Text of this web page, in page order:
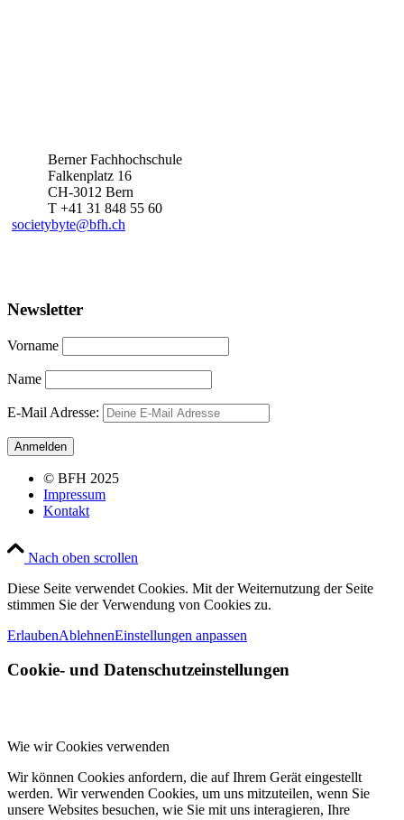
Berner Fachhochschule
Falkenplatz 16
CH-3012 Bern
T +41 31 848 55 60
societybyte@bfh.ch
Newsletter
Vorname
Name
E-Mail Adresse:
© BFH 2025
Impressum
Kontakt
Nach oben scrollen
Diese Seite verwendet Cookies. Mit der Weiternutzung der Seite
stimmen Sie der Verwendung von Cookies zu.
ErlaubenAblehnenEinstellungen anpassen
Cookie- und Datenschutzeinstellungen
Wie wir Cookies verwenden
Wir können Cookies anfordern, die auf Ihrem Gerät eingestellt
werden. Wir verwenden Cookies, um uns mitzuteilen, wenn Sie
unsere Websites besuchen, wie Sie mit uns interagieren, Ihre